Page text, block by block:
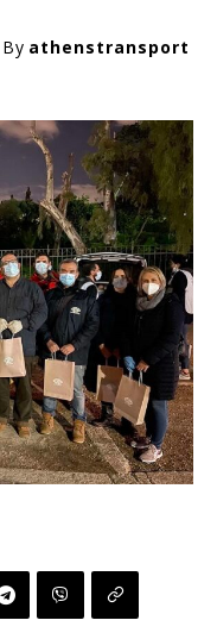
By athenstransport